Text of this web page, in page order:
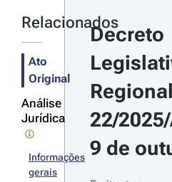
Relacionados
Ato
Original
Análise
Jurídica
Informações
gerais
Decreto
22/
9 de